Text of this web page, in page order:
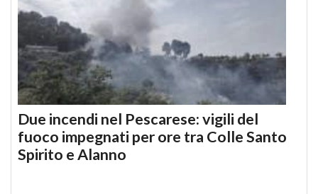
Due incendi nel Pescarese: vigili del
fuoco impegnati per ore tra Colle Santo
Spirito e Alanno